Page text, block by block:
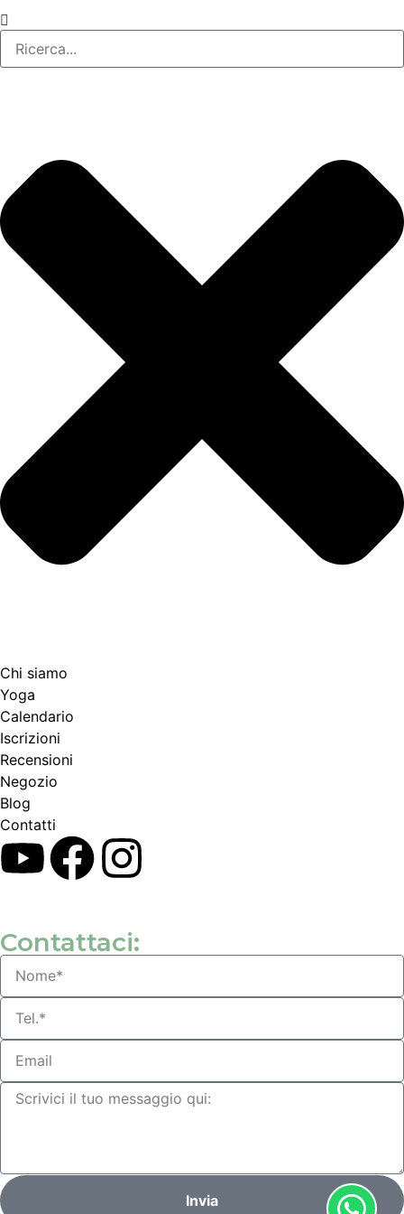
Chi siamo
Yoga
Calendario
Іscrizioni
Recensioni
Negozio
Blog
Contatti
Contattaci:
Invia